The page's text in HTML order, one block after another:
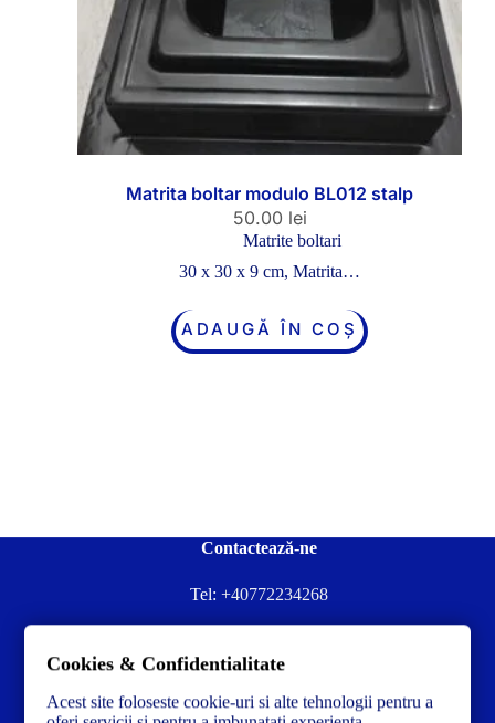
Matrita boltar modulo BL012 stalp
50.00 lei
Matrite boltari
30 x 30 x 9 cm, Matrita…
ADAUGĂ ÎN COȘ
Contactează-ne
Tel: +40772234268
Contacteză-ne la:✉️contact@concrete-forma.com
Str. Dacia Nr 12 Ineu, Arad 315300 Romania
Cookies & Confidentialitate
Acest site foloseste cookie-uri si alte tehnologii pentru a